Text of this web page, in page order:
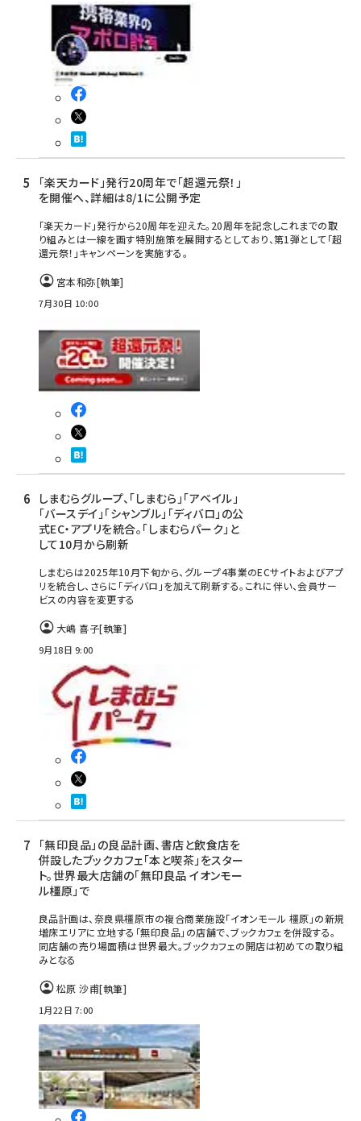
「楽天カード」発行20周年で「超還元祭！」
を開催へ、詳細は8/1に公開予定
「楽天カード」発行から20周年を迎えた。20周年を記念しこれまでの取
り組みとは一線を画す特別施策を展開するとしており、第1弾として「超
還元祭！」キャンペーンを実施する。
宮本和弥[執筆]
7月30日 10:00
しまむらグループ、「しまむら」「アベイル」
「バースデイ」「シャンブル」「ディバロ」の公
式EC・アプリを統合。「しまむらパーク」と
して10月から刷新
しまむらは2025年10月下旬から、グループ4事業のECサイトおよびアプ
リを統合し、さらに「ディバロ」を加えて刷新する。これに伴い、会員サー
ビスの内容を変更する
大嶋 喜子[執筆]
9月18日 9:00
「無印良品」の良品計画、書店と飲食店を
併設したブックカフェ「本と喫茶」をスター
ト。世界最大店舗の「無印良品 イオンモー
ル橿原」で
良品計画は、奈良県橿原市の複合商業施設「イオンモール 橿原」の新規
増床エリアに立地する「無印良品」の店舗で、ブックカフェを併設する。
同店舗の売り場面積は世界最大。ブックカフェの開店は初めての取り組
みとなる
松原 沙甫[執筆]
1月22日 7:00